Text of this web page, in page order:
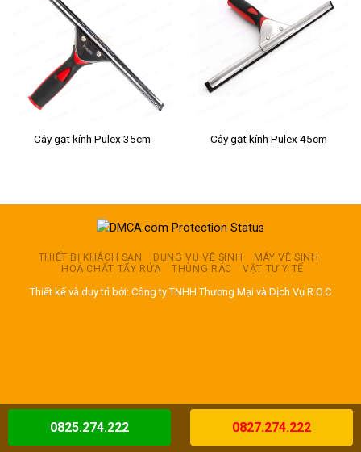
Cây gạt kính Pulex 35cm Cây gạt kính Pulex 45cm
THIẾT BỊ KHÁCH SẠN DỤNG VỤ VỆ SINH
MÁY VỆ SINH
HOÁ CHẤT TẨY RỬA
THÙNG RÁC VẬT TƯ Y TẾ
Thiết kế và duy trì bởi: Công ty TNHH Thương Mại và Dịch Vụ R.O.C
0825.274.222 0827.274.222